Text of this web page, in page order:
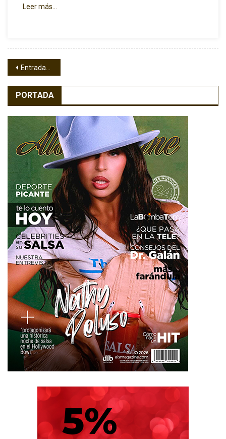
Leer más…
Navegación
de
entradas
Entradas anteriores
PORTADA